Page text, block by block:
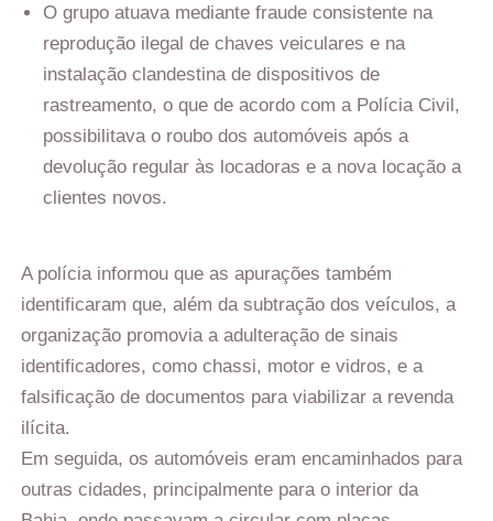
O grupo atuava mediante fraude consistente na
reprodução ilegal de chaves veiculares e na
instalação clandestina de dispositivos de
rastreamento, o que de acordo com a Polícia Civil,
possibilitava o roubo dos automóveis após a
devolução regular às locadoras e a nova locação a
clientes novos.
A polícia informou que as apurações também
identificaram que, além da subtração dos veículos, a
organização promovia a adulteração de sinais
identificadores, como chassi, motor e vidros, e a
falsificação de documentos para viabilizar a revenda
ilícita.
Em seguida, os automóveis eram encaminhados para
outras cidades, principalmente para o interior da